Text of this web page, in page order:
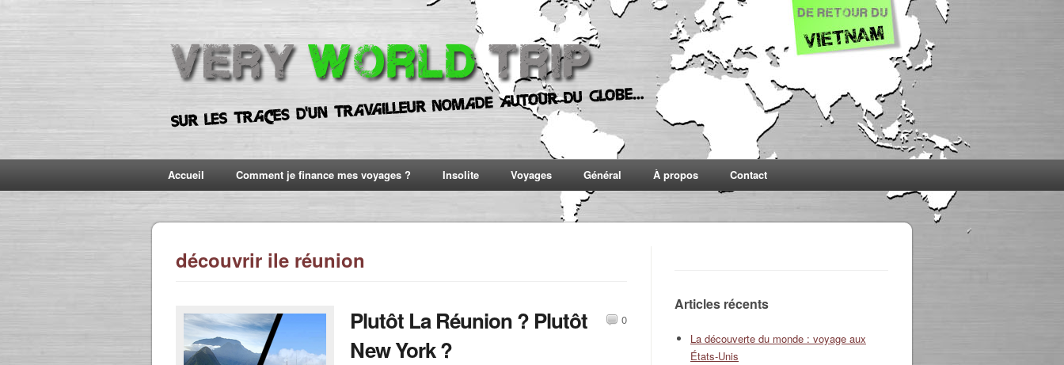
Accueil Comment je finance mes voyages ? Insolite Voyages Général À propos Contact
découvrir ile réunion
Plutôt La Réunion ? Plutôt
New York ?
0
Articles récents
La découverte du monde : voyage aux
États-Unis